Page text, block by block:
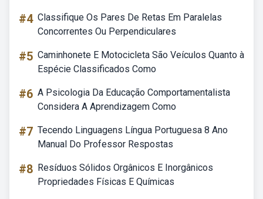
#4 Classifique Os Pares De Retas Em Paralelas
Concorrentes Ou Perpendiculares
#5 Caminhonete E Motocicleta São Veículos Quanto à
Espécie Classificados Como
#6 A Psicologia Da Educação Comportamentalista
Considera A Aprendizagem Como
#7 Tecendo Linguagens Língua Portuguesa 8 Ano
Manual Do Professor Respostas
#8 Resíduos Sólidos Orgânicos E Inorgânicos
Propriedades Físicas E Químicas